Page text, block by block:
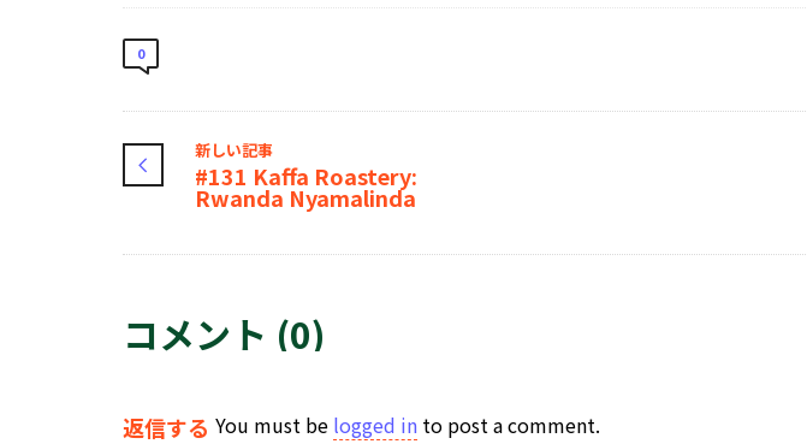
0
新しい記事
#131 Kaffa Roastery:
Rwanda Nyamalinda
コメント (0)
返信する You must be logged in to post a comment.